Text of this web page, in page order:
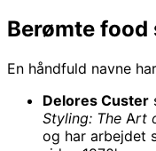
Berømte
En håndfuld navne
Delores Custer
Styling: The Art
og har arbejdet